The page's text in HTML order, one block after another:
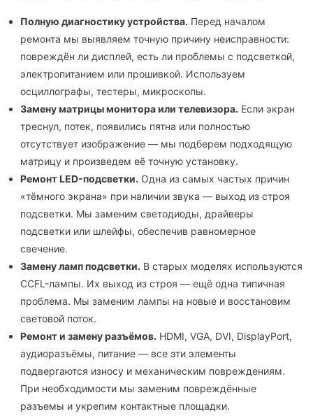
Полную диагностику устройства. Перед началом
ремонта мы выявляем точную причину неисправности:
повреждён ли дисплей, есть ли проблемы с подсветкой,
электропитанием или прошивкой. Используем
осциллографы, тестеры, микроскопы.
Замену матрицы монитора или телевизора. Если экран
треснул, потек, появились пятна или полностью
отсутствует изображение — мы подберем подходящую
матрицу и произведем её точную установку.
Ремонт LED-подсветки. Одна из самых частых причин
«тёмного экрана» при наличии звука — выход из строя
подсветки. Мы заменим светодиоды, драйверы
подсветки или шлейфы, обеспечив равномерное
свечение.
Замену ламп подсветки. В старых моделях используются
CCFL-лампы. Их выход из строя — ещё одна типичная
проблема. Мы заменим лампы на новые и восстановим
световой поток.
Ремонт и замену разъёмов. HDMI, VGA, DVI, DisplayPort,
аудиоразъёмы, питание — все эти элементы
подвергаются износу и механическим повреждениям.
При необходимости мы заменим повреждённые
разъемы и укрепим контактные площадки.